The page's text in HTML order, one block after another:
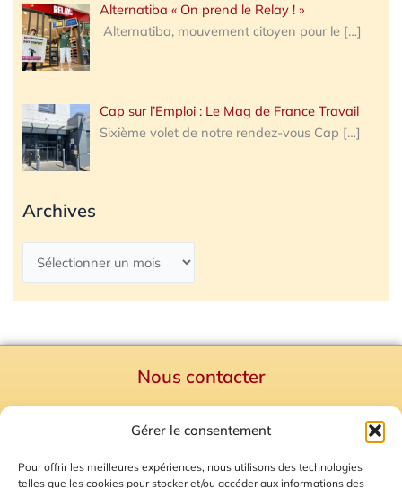
Gérer le consentement
Pour offrir les meilleures expériences, nous utilisons des technologies
telles que les cookies pour stocker et/ou accéder aux informations des
Alternatiba « On prend le Relay ! »
Alternatiba, mouvement citoyen pour le […]
Cap sur l’Emploi : Le Mag de France Travail
Sixième volet de notre rendez-vous Cap […]
Archives
Nous contacter
Mentions Légales
Plan du site